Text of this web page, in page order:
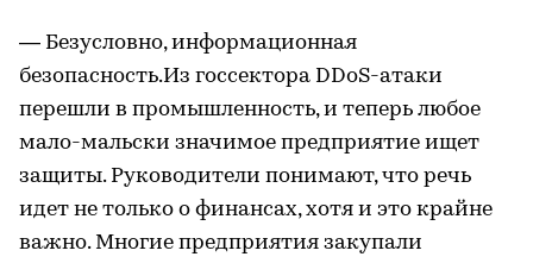
— Безусловно, информационная
безопасность.Из госсектора DDoS-атаки
перешли в промышленность, и теперь любое
мало-мальски значимое предприятие ищет
защиты. Руководители понимают, что речь
идет не только о финансах, хотя и это крайне
важно. Многие предприятия закупали